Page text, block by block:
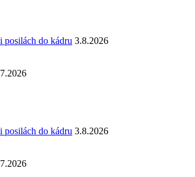
do kádru 3.8.2026
do kádru 3.8.2026